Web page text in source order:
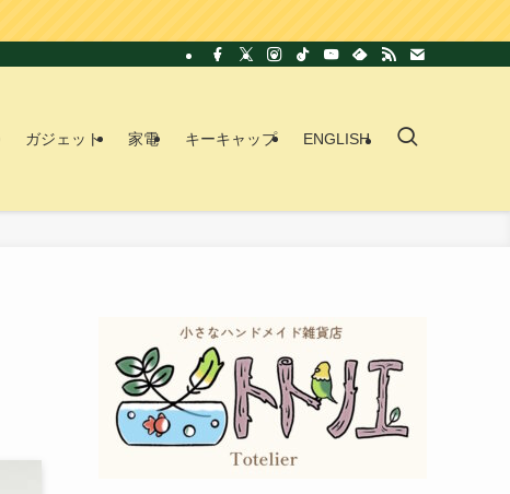
ガジェット 家電 キーキャップ ENGLISH